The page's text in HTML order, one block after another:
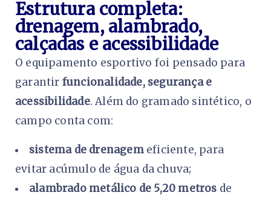
Estrutura completa:
drenagem, alambrado,
calçadas e acessibilidade
O equipamento esportivo foi pensado para
garantir funcionalidade, segurança e
acessibilidade. Além do gramado sintético, o
campo conta com:
sistema de drenagemeficiente, para
evitar acúmulo de água da chuva;
alambrado metálico de 5,20 metros de